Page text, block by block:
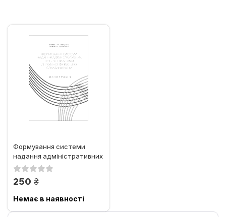
Формування системи
надання адміністративних
послуг органами
250 грн.
Немає в наявності